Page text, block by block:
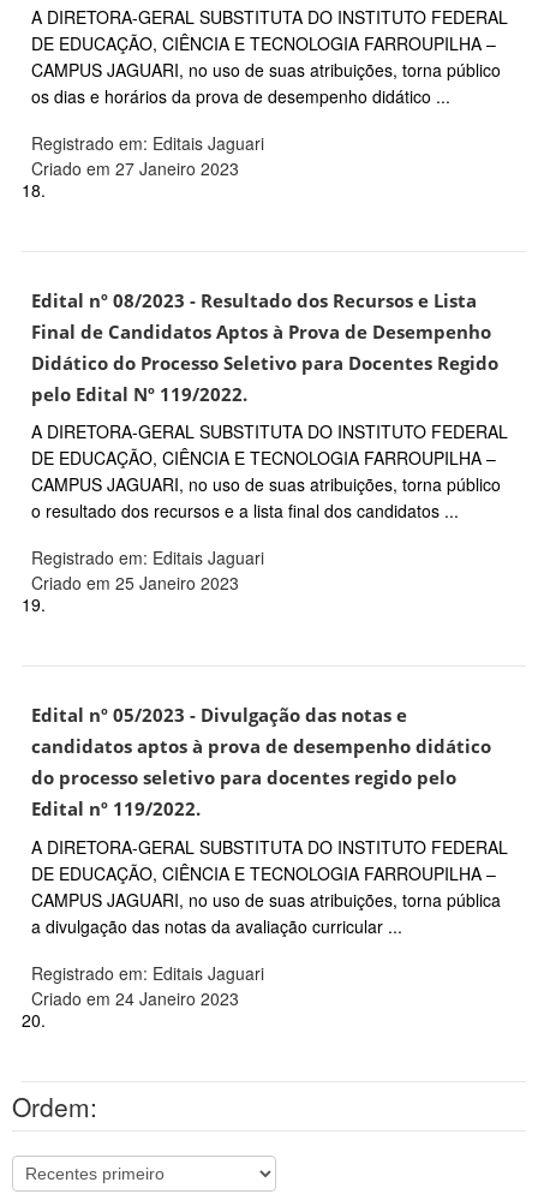
A DIRETORA-GERAL SUBSTITUTA DO INSTITUTO FEDERAL
DE EDUCAÇÃO, CIÊNCIA E TECNOLOGIA FARROUPILHA –
CAMPUS JAGUARI, no uso de suas atribuições, torna público
os dias e horários da prova de desempenho didático ...
Registrado em: Editais Jaguari
Criado em 27 Janeiro 2023
18.
Edital nº 08/2023 - Resultado dos Recursos e Lista
Final de Candidatos Aptos à Prova de Desempenho
Didático do Processo Seletivo para Docentes Regido
pelo Edital Nº 119/2022.
A DIRETORA-GERAL SUBSTITUTA DO INSTITUTO FEDERAL
DE EDUCAÇÃO, CIÊNCIA E TECNOLOGIA FARROUPILHA –
CAMPUS JAGUARI, no uso de suas atribuições, torna público
o resultado dos recursos e a lista final dos candidatos ...
Registrado em: Editais Jaguari
Criado em 25 Janeiro 2023
19.
Edital nº 05/2023 - Divulgação das notas e
candidatos aptos à prova de desempenho didático
do processo seletivo para docentes regido pelo
Edital nº 119/2022.
A DIRETORA-GERAL SUBSTITUTA DO INSTITUTO FEDERAL
DE EDUCAÇÃO, CIÊNCIA E TECNOLOGIA FARROUPILHA –
CAMPUS JAGUARI, no uso de suas atribuições, torna pública
a divulgação das notas da avaliação curricular ...
Registrado em: Editais Jaguari
Criado em 24 Janeiro 2023
20.
Ordem: